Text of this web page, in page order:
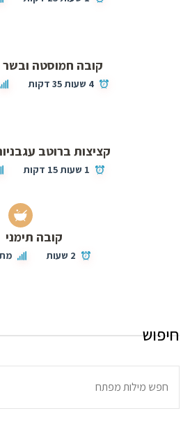
קובה חמוסטה
4 שעות 35 דקות
קציצות ברוטב
1 שעות 15 דקות
קובה תימני
2 שעות
חיפוש